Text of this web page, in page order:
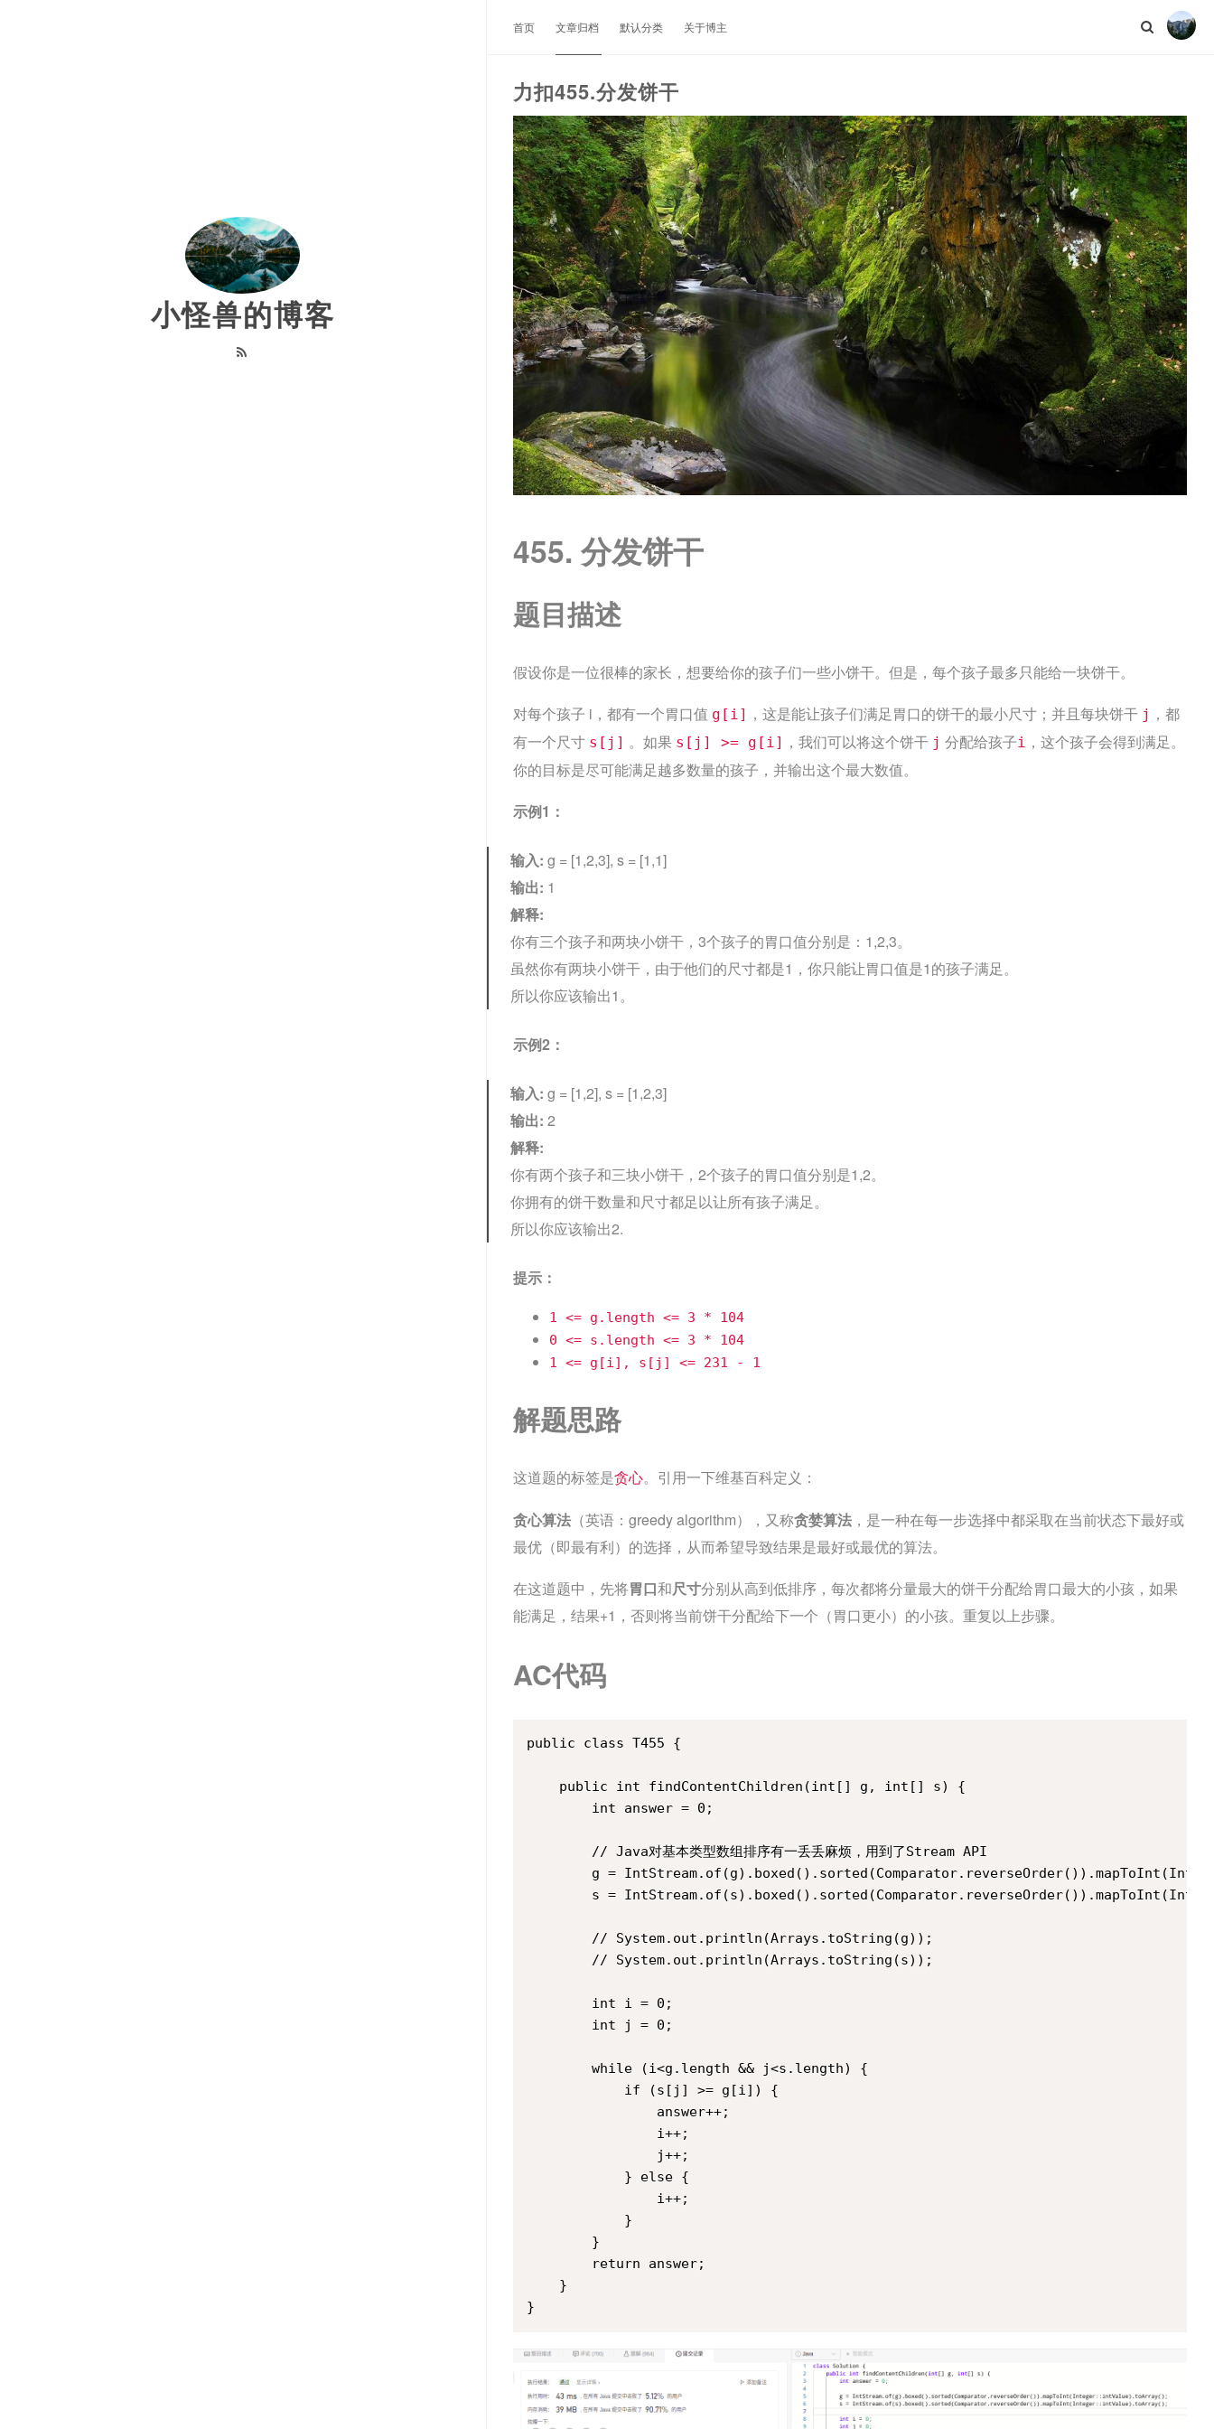
小怪兽的博客
首页 文章归档 默认分类 关于博主
力扣455.分发饼干
455. 分发饼干
题目描述
假设你是一位很棒的家长，想要给你的孩子们一些小饼干。但是，每个孩子最多只能给一块饼干。
对每个孩子 i，都有一个胃口值 g[i] ，这是能让孩子们满足胃口的饼干的最小尺寸；并且每块饼干 j ，都
有一个尺寸 s[j] 。如果 s[j] >= g[i] ，我们可以将这个饼干 j 分配给孩子i ，这个孩子会得到满足。
你的目标是尽可能满足越多数量的孩子，并输出这个最大数值。
示例1：
输入: g = [1,2,3], s = [1,1]
输出: 1
解释:
你有三个孩子和两块小饼干，3个孩子的胃口值分别是：1,2,3。
虽然你有两块小饼干，由于他们的尺寸都是1，你只能让胃口值是1的孩子满足。
所以你应该输出1。
示例2：
输入: g = [1,2], s = [1,2,3]
输出: 2
解释:
你有两个孩子和三块小饼干，2个孩子的胃口值分别是1,2。
你拥有的饼干数量和尺寸都足以让所有孩子满足。
所以你应该输出2.
提示：
1 <= g.length <= 3 * 104
0 <= s.length <= 3 * 104
1 <= g[i], s[j] <= 231 - 1
解题思路
这道题的标签是贪心。引用一下维基百科定义：
贪心算法（英语：greedy algorithm），又称贪婪算法，是一种在每一步选择中都采取在当前状态下最好或
最优（即最有利）的选择，从而希望导致结果是最好或最优的算法。
在这道题中，先将胃口和尺寸分别从高到低排序，每次都将分量最大的饼干分配给胃口最大的小孩，如果
能满足，结果+1，否则将当前饼干分配给下一个（胃口更小）的小孩。重复以上步骤。
AC代码
public class T455 {
    public int findContentChildren(int[] g, int[] s) {
        int answer = 0;
        // Java对基本类型数组排序有一丢丢麻烦，用到了Stream API
g =
s =
        // System.out.println(Arrays.toString(g));
        // System.out.println(Arrays.toString(s));
        int i = 0;
        int j = 0;
        while (i<g.length && j<s.length) {
            if (s[j] >= g[i]) {
                answer++;
                i++;
                j++;
            } else {
                i++;
            }
        }
        return answer;
    }